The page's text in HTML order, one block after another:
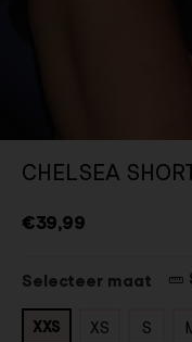
CHELSEA
€39,99
Selecteer maat
XXS XS S